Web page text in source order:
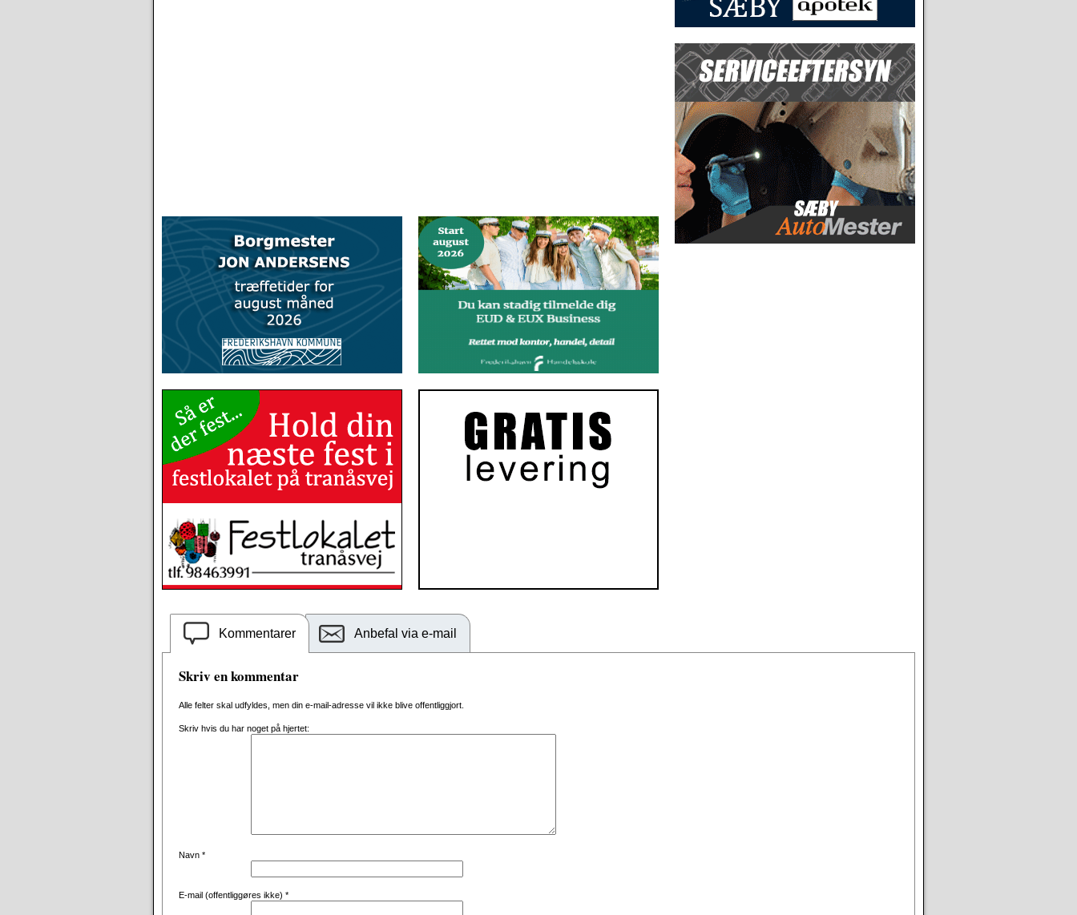
Kommentarer Anbefal via e-mail
Skriv en kommentar
Alle felter skal udfyldes, men din e-mail-adresse vil ikke blive offentliggjort.
Skriv hvis du har noget på hjertet:
Navn *
E-mail (offentliggøres ikke) *